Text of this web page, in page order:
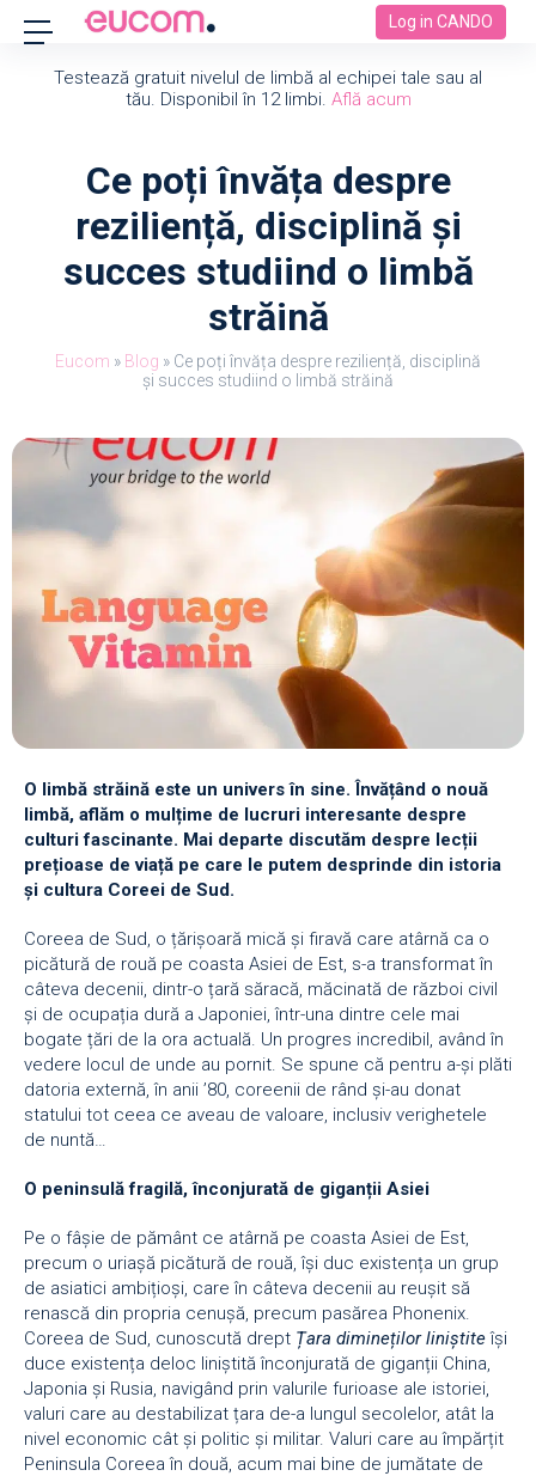
Log in CANDO
Testează gratuit nivelul de limbă al echipei tale sau al
tău. Disponibil în 12 limbi. Află acum
Ce poți învăța despre
reziliență, disciplină și
succes studiind o limbă
străină
Eucom » Blog » Ce poți învăța despre reziliență, disciplină
și succes studiind o limbă străină
O limbă străină este un univers în sine. Învățând o nouă
limbă, aflăm o mulțime de lucruri interesante despre
culturi fascinante. Mai departe discutăm despre lecții
prețioase de viață pe care le putem desprinde din istoria
și cultura Coreei de Sud.
Coreea de Sud, o țărișoară mică și firavă care atârnă ca o
picătură de rouă pe coasta Asiei de Est, s-a transformat în
câteva decenii, dintr-o țară săracă, măcinată de război civil
și de ocupația dură a Japoniei, într-una dintre cele mai
bogate țări de la ora actuală. Un progres incredibil, având în
vedere locul de unde au pornit. Se spune că pentru a-și plăti
datoria externă, în anii ’80, coreenii de rând și-au donat
statului tot ceea ce aveau de valoare, inclusiv verighetele
de nuntă…
O peninsulă fragilă, înconjurată de giganții Asiei
Pe o fâșie de pământ ce atârnă pe coasta Asiei de Est,
precum o uriașă picătură de rouă, își duc existența un grup
de asiatici ambițioși, care în câteva decenii au reușit să
renască din propria cenușă, precum pasărea Phonenix.
Coreea de Sud, cunoscută drept Țara dimineților liniștiteîși
duce existența deloc liniștită înconjurată de giganții China,
Japonia și Rusia, navigând prin valurile furioase ale istoriei,
valuri care au destabilizat țara de-a lungul secolelor, atât la
nivel economic cât și politic și militar. Valuri care au împărțit
Peninsula Coreea în două, acum mai bine de jumătate de